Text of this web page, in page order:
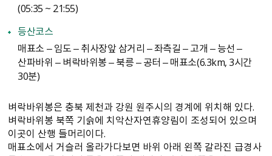
(05:35 ~ 21:55)
등산코스
매표소 – 임도 – 취사장앞 삼거리 – 좌측길 – 고개 – 능선 –
산파바위 – 벼락바위봉 – 북릉 – 공터 – 매표소(6.3km, 3시간
30분)
벼락바위봉은 충북 제천과 강원 원주시의 경계에 위치해 있다.
벼락바위봉 북쪽 기슭에 치악산자연휴양림이 조성되어 있으며
이곳이 산행 들머리이다.
매표소에서 거슬러 올라가다보면 바위 아래 왼쪽 갈라진 급경사